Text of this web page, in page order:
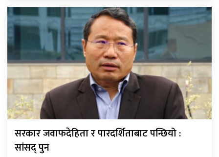
सरकार जवाफदेहिता र पारदर्शिताबाट पन्छियो :
सांसद् पुन